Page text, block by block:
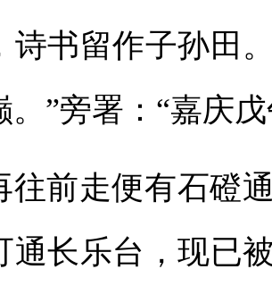
诗书留作子孙田
。”旁署：“嘉庆
往前走便有石磴
通长乐台，现已